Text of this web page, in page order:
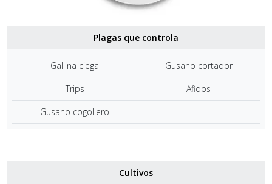
Plagas que controla
Gallina ciega
Gusano cortador
Trips
Afidos
Gusano cogollero
Cultivos